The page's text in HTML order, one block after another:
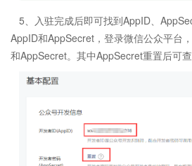
5、入驻完成后即可找到AppID、
AppID和AppSecret，登录微信公众平台
和AppSecret。其中AppSecret重置后可